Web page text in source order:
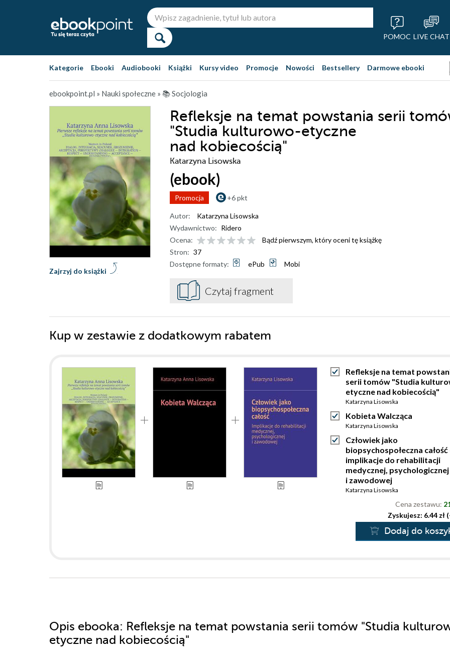
POMOC LIVE CHAT
Kategorie Ebooki Audiobooki Książki Kursy video Promocje Nowości Bestsellery Darmowe ebooki
ebookpoint.pl » Nauki społeczne » 📚 Socjologia
Refleksje na temat powstania serii
"Studia kulturowo-etyczne
nad kobiecością"
Katarzyna Lisowska
(ebook)
Promocja +6 pkt
Zajrzyj do książki
Autor:
Katarzyna Lisowska
Wydawnictwo: Ridero
Ocena:
Bądź pierwszym, który oceni tę książkę
Stron: 37
Dostępne formaty:
ePub Mobi
Czytaj fragment
Kup w zestawie z dodatkowym rabatem
Refleksje na temat
serii tomów "Studia
etyczne nad kobiecością"
Katarzyna Lisowska
Kobieta Walcząca
Katarzyna Lisowska
Człowiek jako
biopsychospołeczna całość
implikacje do rehabilitacji
medycznej, psychologicznej
i zawodowej
Katarzyna Lisowska
Cena zestawu:
Zyskujesz: 6.44 zł
Dodaj do
Opis ebooka: Refleksje na temat powstania serii tomów "Studia
etyczne nad kobiecością"